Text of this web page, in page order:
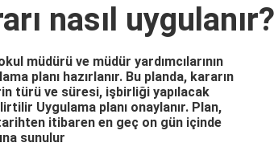
nasıl uygulanır?
müdürü ve müdür yardımcılarının
planı hazırlanır. Bu planda, kararın
türü ve süresi, işbirliği yapılacak
Uygulama planı onaylanır. Plan,
itibaren en geç on gün içinde
sunulur